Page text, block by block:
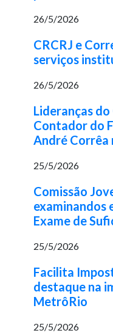
26/5/2026
CRCRJ e
serviços
26/5/2026
Lideranças
Contador do
André Corrêa
25/5/2026
Comissão
examinandos
Exame de
25/5/2026
Facilita
destaque na
MetrôRio
25/5/2026